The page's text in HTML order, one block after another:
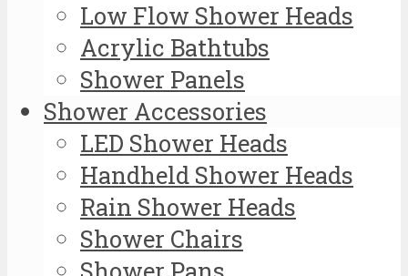
Low Flow Shower Heads
Acrylic Bathtubs
Shower Panels
Shower Accessories
LED Shower Heads
Handheld Shower Heads
Rain Shower Heads
Shower Chairs